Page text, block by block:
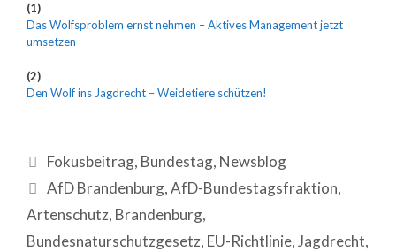
(1)
Das Wolfsproblem ernst nehmen – Aktives Management jetzt
umsetzen
(2)
Den Wolf ins Jagdrecht – Weidetiere schützen!
Fokusbeitrag, Bundestag, Newsblog
AfD Brandenburg,AfD-Bundestagsfraktion,
Artenschutz, Brandenburg,
Bundesnaturschutzgesetz, EU-Richtlinie,Jagdrecht,